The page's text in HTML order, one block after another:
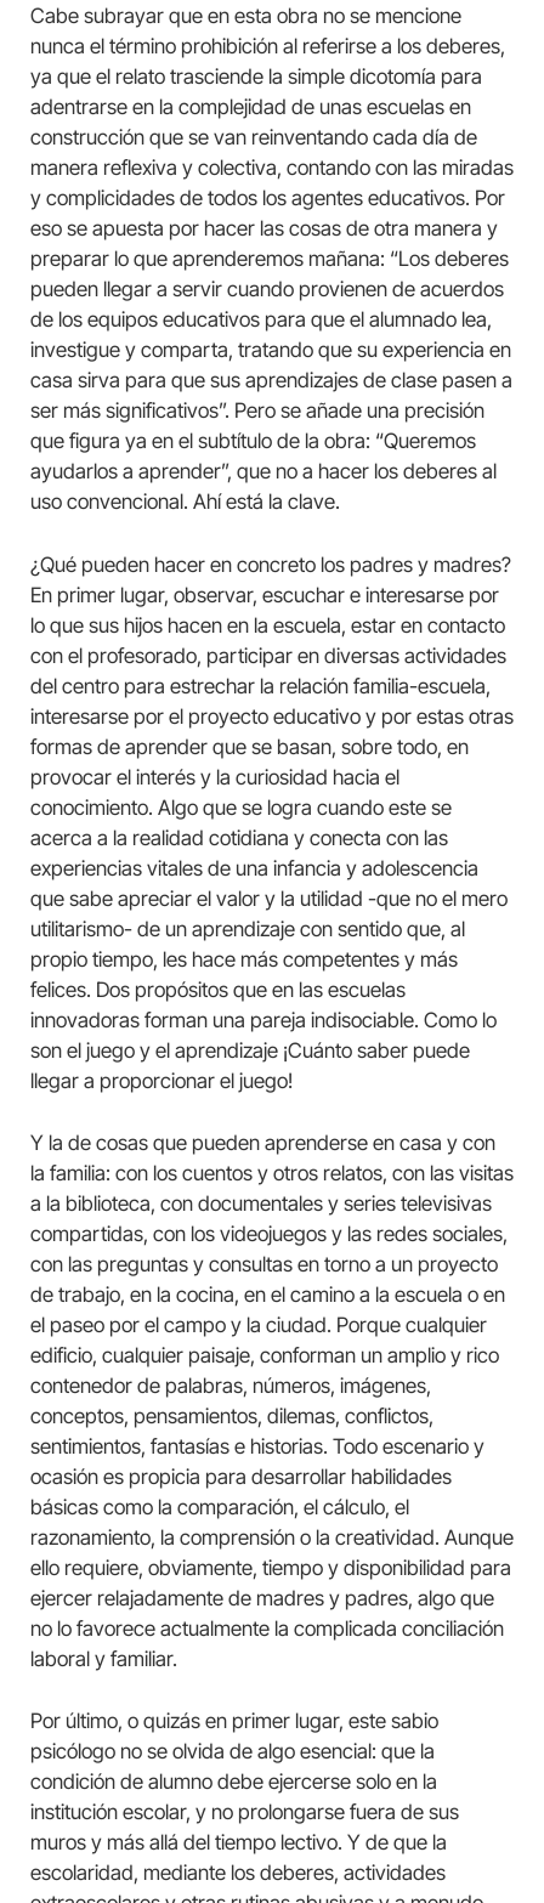
Cabe subrayar que en esta obra no se mencione
nunca el término prohibición al referirse a los deberes,
ya que el relato trasciende la simple dicotomía para
adentrarse en la complejidad de unas escuelas en
construcción que se van reinventando cada día de
manera reflexiva y colectiva, contando con las miradas
y complicidades de todos los agentes educativos. Por
eso se apuesta por hacer las cosas de otra manera y
preparar lo que aprenderemos mañana: “Los deberes
pueden llegar a servir cuando provienen de acuerdos
de los equipos educativos para que el alumnado lea,
investigue y comparta, tratando que su experiencia en
casa sirva para que sus aprendizajes de clase pasen a
ser más significativos”. Pero se añade una precisión
que figura ya en el subtítulo de la obra: “Queremos
ayudarlos a aprender”, que no a hacer los deberes al
uso convencional. Ahí está la clave.
¿Qué pueden hacer en concreto los padres y madres?
En primer lugar, observar, escuchar e interesarse por
lo que sus hijos hacen en la escuela, estar en contacto
con el profesorado, participar en diversas actividades
del centro para estrechar la relación familia-escuela,
interesarse por el proyecto educativo y por estas otras
formas de aprender que se basan, sobre todo, en
provocar el interés y la curiosidad hacia el
conocimiento. Algo que se logra cuando este se
acerca a la realidad cotidiana y conecta con las
experiencias vitales de una infancia y adolescencia
que sabe apreciar el valor y la utilidad -que no el mero
utilitarismo- de un aprendizaje con sentido que, al
propio tiempo, les hace más competentes y más
felices. Dos propósitos que en las escuelas
innovadoras forman una pareja indisociable. Como lo
son el juego y el aprendizaje ¡Cuánto saber puede
llegar a proporcionar el juego!
Y la de cosas que pueden aprenderse en casa y con
la familia: con los cuentos y otros relatos, con las visitas
a la biblioteca, con documentales y series televisivas
compartidas, con los videojuegos y las redes sociales,
con las preguntas y consultas en torno a un proyecto
de trabajo, en la cocina, en el camino a la escuela o en
el paseo por el campo y la ciudad. Porque cualquier
edificio, cualquier paisaje, conforman un amplio y rico
contenedor de palabras, números, imágenes,
conceptos, pensamientos, dilemas, conflictos,
sentimientos, fantasías e historias. Todo escenario y
ocasión es propicia para desarrollar habilidades
básicas como la comparación, el cálculo, el
razonamiento, la comprensión o la creatividad. Aunque
ello requiere, obviamente, tiempo y disponibilidad para
ejercer relajadamente de madres y padres, algo que
no lo favorece actualmente la complicada conciliación
laboral y familiar.
Por último, o quizás en primer lugar, este sabio
psicólogo no se olvida de algo esencial: que la
condición de alumno debe ejercerse solo en la
institución escolar, y no prolongarse fuera de sus
muros y más allá del tiempo lectivo. Y de que la
escolaridad, mediante los deberes, actividades